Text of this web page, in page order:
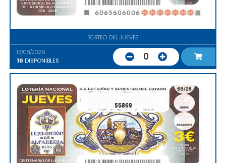
SORTEO DEL JUEVES
13/08/2026
10 DISPONIBLES 0
55869